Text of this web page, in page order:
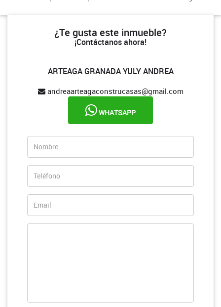
¿Te gusta este inmueble?
¡Contáctanos ahora!
ARTEAGA GRANADA YULY ANDREA
andreaarteagaconstrucasas@gmail.com
WHATSAPP